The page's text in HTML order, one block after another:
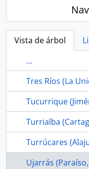
Vista de árbol
...
Tres Ríos (La
Tucurrique
Turrialba
Turrúcares
Ujarrás